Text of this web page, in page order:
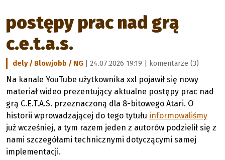
postępy prac nad grą
c.e.t.a.s.
dely / Blowjobb / NG | 24.07.2026 19:19 | komentarze (3)
Na kanale YouTube użytkownika xxl pojawił się nowy
materiał wideo prezentujący aktualne postępy prac nad
grą C.E.T.A.S. przeznaczoną dla 8-bitowego Atari. O
historii wprowadzającej do tego tytułu informowaliśmy
już wcześniej, a tym razem jeden z autorów podzielił się z
nami szczegółami technicznymi dotyczącymi samej
implementacji.